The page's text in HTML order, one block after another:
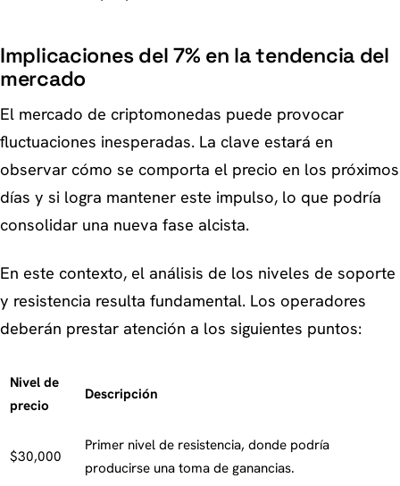
Implicaciones del 7% en la tendencia del
mercado
El mercado de criptomonedas puede provocar
fluctuaciones inesperadas. La clave estará en
observar cómo se comporta el precio en los próximos
días y si logra mantener este impulso, lo que podría
consolidar una nueva fase alcista.
En este contexto, el análisis de los niveles de soporte
y resistencia resulta fundamental. Los operadores
deberán prestar atención a los siguientes puntos:
Nivel de
precio
Descripción
$30,000
Primer nivel de resistencia, donde podría
producirse una toma de ganancias.